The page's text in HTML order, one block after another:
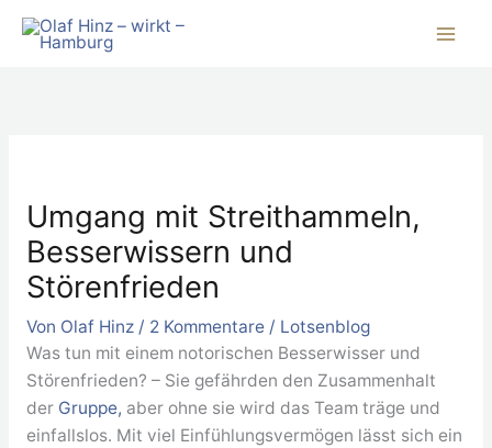
Zum
Inhalt
Umgang mit Streithammeln,
Besserwissern und
Störenfrieden
Von Olaf Hinz / 2 Kommentare / Lotsenblog
Was tun mit einem notorischen Besserwisser und
Störenfrieden? – Sie gefährden den Zusammenhalt
der Gruppe, aber ohne sie wird das Team träge und
einfallslos. Mit viel Einfühlungsvermögen lässt sich ein